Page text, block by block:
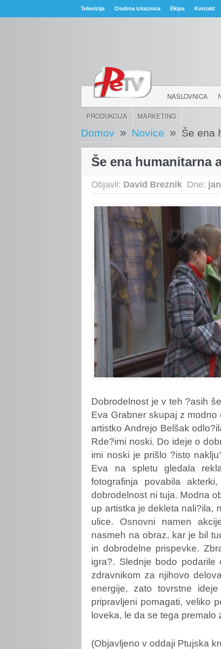
Televizija Osebna izkaznica Ekipa Kontakt
NASLOVNICA
PRODUKCIJA MARKETING
Domov » Novice » Še ena
Še ena humanitarna
Objavil: David Breznik Dne:
Dobrodelnost je v teh ?asih
Eva Grabner skupaj z
artistko Andrejo Belšak
Rde?imi noski. Do ideje o
imi noski je prišlo ?isto
Eva na spletu gledala
fotografinja povabila
dobrodelnost ni tuja. Modna
up artistka je dekleta nali?ila,
ulice. Osnovni namen
nasmeh na obraz, kar je bil
in dobrodelne prispevke.
igra?. Slednje bodo
zdravnikom za njihovo
energije, zato tovrstne
pripravljeni pomagati, veliko
loveka, le da se tega premalo
(Objavljeno v oddaji Ptujska